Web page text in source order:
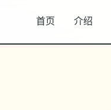
首页 介绍